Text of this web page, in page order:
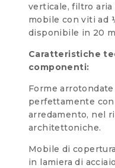
verticale, filtro aria
mobile con viti ad
disponibile in 20
Caratteristiche
componenti:
Forme
perfettamente
arredamento, nel
architettoniche.
Mobile di
in lamiera di